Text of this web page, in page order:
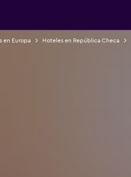
en Europa Hoteles en República Checa